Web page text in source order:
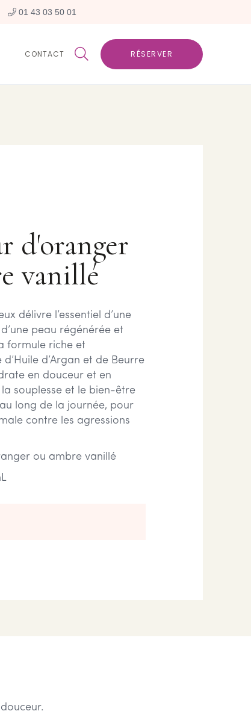
 01 43 03 50 01
CONTACT  RÉSERVER
d'oranger
vanillé
délivre l’essentiel d’une
peau régénérée et
formule riche et
d’Argan et de Beurre
en douceur et en
souplesse et le bien-être
long de la journée, pour
contre les agressions
ou ambre vanillé